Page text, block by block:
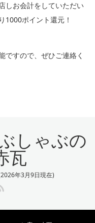
しお会計をしていただい
1000ポイント還元！
ですので、ぜひご連絡く
しゃぶの
瓦
年3月9日現在)